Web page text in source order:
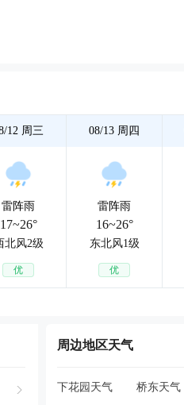
12 周三
雷阵雨
17~26°
北风2级
优
08/13 周四
雷阵雨
16~26°
东北风1级
优
周边地区天气
下花园天气 桥东天气